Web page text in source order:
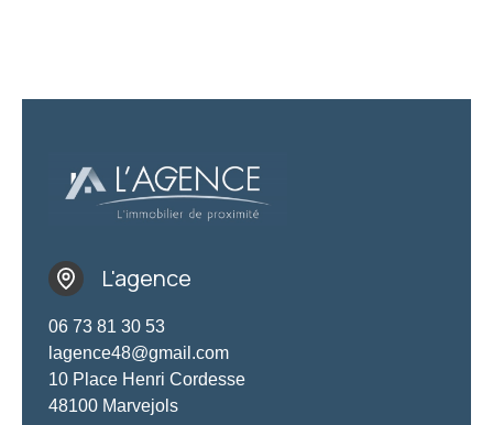
L'agence
06 73 81 30 53
lagence48@gmail.com
10 Place Henri Cordesse
48100 Marvejols